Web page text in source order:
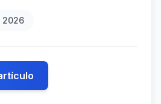
2026